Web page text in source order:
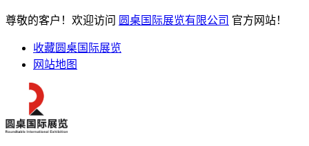
尊敬的客户！欢迎访问 圆桌国际展览有限公司 官方网站！
收藏圆桌国际展览
网站地图